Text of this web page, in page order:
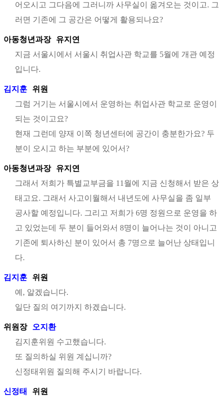
어오시고 그다음에 그러니까 사무실이 옮겨오는 것이고. 그
러면 기존에 그 공간은 어떻게 활용되나요?
아동청년과장
유지연
지금 서울시에서 서울시 취업사관 학교를 5월에 개관 예정
입니다.
김지훈
위원
그럼 거기는 서울시에서 운영하는 취업사관 학교로 운영이
되는 것이고요?
현재 그런데 양재 이쪽 청년센터에 공간이 충분한가요? 두
분이 오시고 하는 부분에 있어서?
아동청년과장
유지연
그래서 저희가 특별교부금을 11월에 지금 신청해서 받은 상
태고요. 그래서 사고이월해서 내년도에 사무실을 좀 일부
공사할 예정입니다. 그리고 저희가 6명 정원으로 운영을 하
고 있었는데 두 분이 들어와서 8명이 늘어나는 것이 아니고
기존에 퇴사하신 분이 있어서 총 7명으로 늘어난 상태입니
다.
김지훈
위원
예, 알겠습니다.
일단 질의 여기까지 하겠습니다.
위원장
오지환
김지훈위원 수고했습니다.
또 질의하실 위원 계십니까?
신정태위원 질의해 주시기 바랍니다.
신정태
위원